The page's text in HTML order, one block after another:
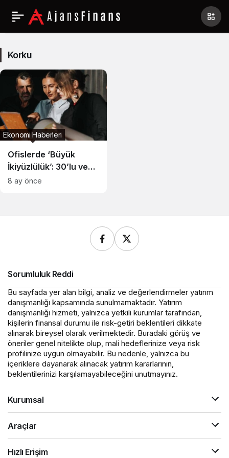
Korku
Haberleri
Korku
Ofislerde ‘Büyük
İkiyüzlülük’: 30’lu ve
40’lı Yaşlar
Ekonomi Haberleri
8 ay önce
Sorumluluk Reddi
Bu sayfada yer alan bilgi, analiz ve değerlendirmeler yatırım
danışmanlığı kapsamında sunulmamaktadır. Yatırım
danışmanlığı hizmeti, yalnızca yetkili kurumlar tarafından,
kişilerin finansal durumu ile risk-getiri beklentileri dikkate
alınarak bireysel olarak verilmektedir. Buradaki görüş ve
öneriler genel nitelikte olup, mali hedeflerinize veya risk
profilinize uygun olmayabilir. Bu nedenle, yalnızca bu
içeriklere dayanarak alınacak yatırım kararlarının,
beklentilerinizi karşılamayabileceğini unutmayınız.
Kurumsal
Araçlar
Hızlı Erişim